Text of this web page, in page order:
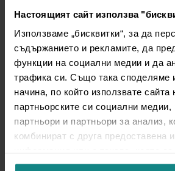
Настоящият сайт използва
Използваме „бисквитки“, за да
съдържанието и рекламите, да
функции на социални медии и да
трафика си. Също така споделяме
начина, по който използвате сайта
партньорските си социални медии,
партньори и партньори за анализ,
комбинират с друга предоставена
ползването от Ваша страна на